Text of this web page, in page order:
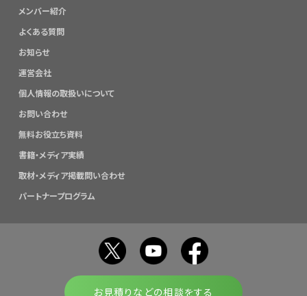
メンバー紹介
よくある質問
お知らせ
運営会社
個人情報の取扱いについて
お問い合わせ
無料お役立ち資料
書籍・メディア実績
取材・メディア掲載問い合わせ
パートナープログラム
お見積りなどの相談をする